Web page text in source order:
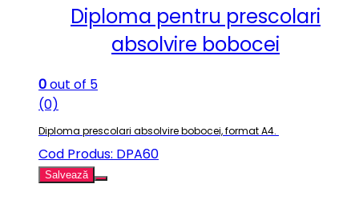
Diploma pentru prescolari
absolvire bobocei
0out of 5
(0)
Diploma prescolari absolvire bobocei, format A4.
Cod Produs: DPA60
Salvează